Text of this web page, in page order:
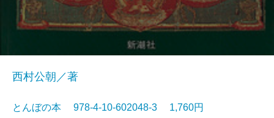
西村公朝／著
とんぼの本 978-4-10-602048-3 1,760円